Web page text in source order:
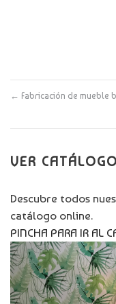
← Fabricación de mueble
VER
Descubre todos
catálogo online.
PINCHA PARA IR AL